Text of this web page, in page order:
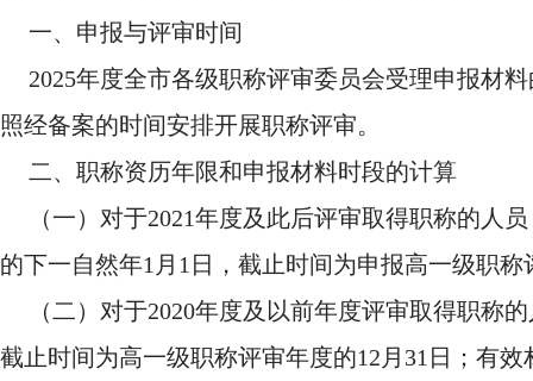
一、申报与评审时间
2025年度全市各级职称评审委员会受理申报材
照经备案的时间安排开展职称评审。
二、职称资历年限和申报材料时段的计算
（一）对于2021年度及此后评审取得职称的人
的下一自然年1月1日，截止时间为申报高一级职称
（二）对于2020年度及以前年度评审取得职称
截止时间为高一级职称评审年度的12月31日；有